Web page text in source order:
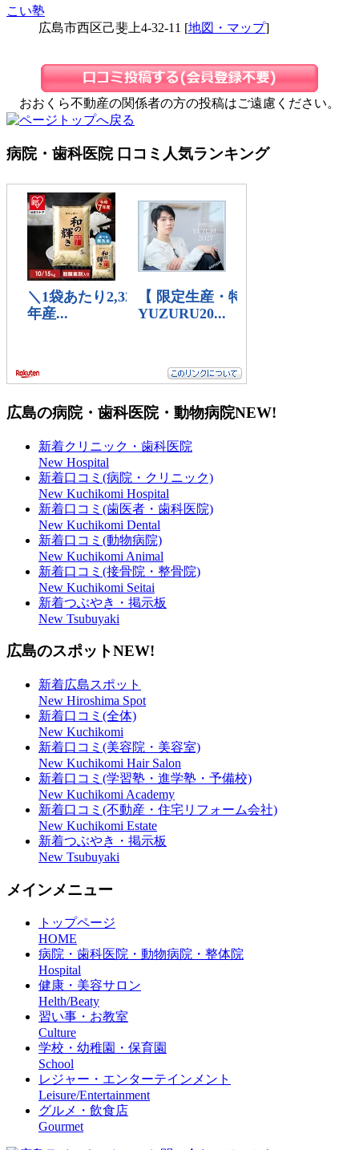
こい塾
広島市西区己斐上4-32-11 [地図・マップ]
おおくら不動産の関係者の方の投稿はご遠慮ください。
病院・歯科医院 口コミ人気ランキング
広島の病院・歯科医院・動物病院NEW!
新着クリニック・歯科医院
New Hospital
新着口コミ(病院・クリニック)
New Kuchikomi Hospital
新着口コミ(歯医者・歯科医院)
New Kuchikomi Dental
新着口コミ(動物病院)
New Kuchikomi Animal
新着口コミ(接骨院・整骨院)
New Kuchikomi Seitai
新着つぶやき・掲示板
New Tsubuyaki
広島のスポットNEW!
新着広島スポット
New Hiroshima Spot
新着口コミ(全体)
New Kuchikomi
新着口コミ(美容院・美容室)
New Kuchikomi Hair Salon
新着口コミ(学習塾・進学塾・予備校)
New Kuchikomi Academy
新着口コミ(不動産・住宅リフォーム会社)
New Kuchikomi Estate
新着つぶやき・掲示板
New Tsubuyaki
メインメニュー
トップページ
HOME
病院・歯科医院・動物病院・整体院
Hospital
健康・美容サロン
Helth/Beaty
習い事・お教室
Culture
学校・幼稚園・保育園
School
レジャー・エンターテインメント
Leisure/Entertainment
グルメ・飲食店
Gourmet